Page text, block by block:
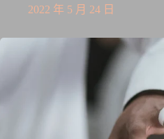
2022 年 5 月 24 日